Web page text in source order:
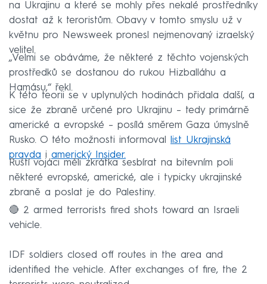
na Ukrajinu a které se mohly přes nekalé prostředníky
dostat až k teroristům. Obavy v tomto smyslu už v
květnu pro Newsweek pronesl nejmenovaný izraelský
velitel.
„Velmi se obáváme, že některé z těchto vojenských
prostředků se dostanou do rukou Hizballáhu a
Hamásu,“ řekl.
K této teorii se v uplynulých hodinách přidala další, a
sice že zbraně určené pro Ukrajinu – tedy primárně
americké a evropské – posílá směrem Gaza úmyslně
Rusko. O této možnosti informoval list Ukrajinská
pravda i americký Insider.
Ruští vojáci měli zkrátka sesbírat na bitevním poli
některé evropské, americké, ale i typicky ukrajinské
zbraně a poslat je do Palestiny.
🔴 2 armed terrorists fired shots toward an Israeli
vehicle.
IDF soldiers closed off routes in the area and
identified the vehicle. After exchanges of fire, the 2